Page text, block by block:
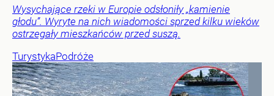
Wysychające rzeki w Europie odsłoniły „kamienie
głodu”. Wyryte na nich wiadomości sprzed kilku wieków
ostrzegały mieszkańców przed suszą.
TurystykaPodróże